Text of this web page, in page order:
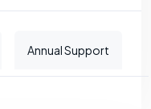
Annual Support